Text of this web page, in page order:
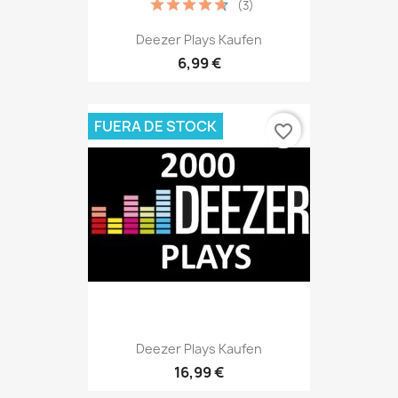
Deezer Plays Kaufen
6,99 €
(3)
Deezer Plays Kaufen
16,99 €
FUERA DE STOCK favorite_border